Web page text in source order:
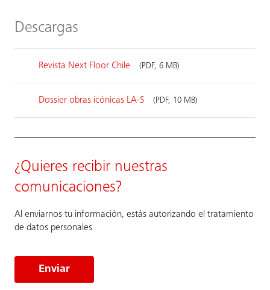
Descargas
Revista Next Floor Chile (PDF, 6 MB)
Dossier obras icónicas LA-S (PDF, 10 MB)
¿Quieres recibir nuestras
comunicaciones?
Al enviarnos tu información, estás autorizando el tratamiento
de datos personales
Enviar